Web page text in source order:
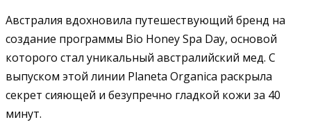
Австралия вдохновила путешествующий бренд на
создание программы Bio Honey Spa Day, основой
которого стал уникальный австралийский мед. С
выпуском этой линии Planeta Organica раскрыла
секрет сияющей и безупречно гладкой кожи за 40
минут.